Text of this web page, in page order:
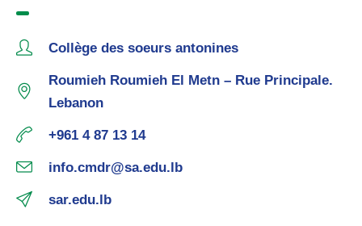
Collège des soeurs antonines
Roumieh Roumieh El Metn – Rue Principale.
Lebanon
+961 4 87 13 14
info.cmdr@sa.edu.lb
sar.edu.lb